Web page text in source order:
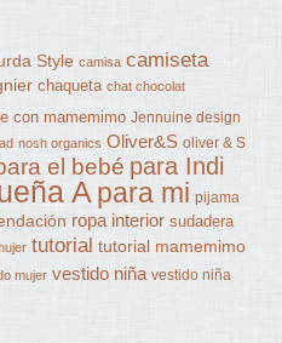
Style camisa camiseta
chaqueta chat chocolat
con mamemimo Jennuine design
nosh organics Oliver&S oliver & S
el bebé para Indi
A para mi pijama
ropa interior sudadera
tutorial tutorial mamemimo
mujer vestido niña vestido niña